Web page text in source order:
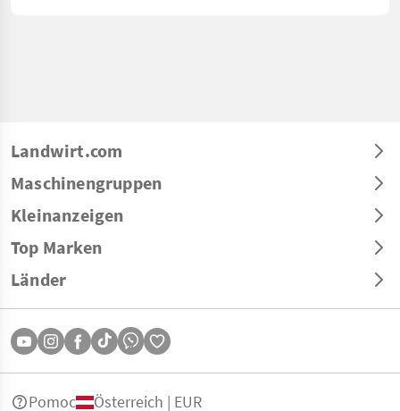
Landwirt.com
Maschinengruppen
Kleinanzeigen
Top Marken
Länder
Pomoc Österreich | EUR